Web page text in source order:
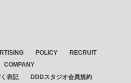
POLICY
RECRUIT
COMPANY
表記
DDDスタジオ会員規約